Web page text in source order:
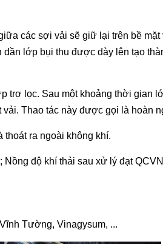
các sợi vải sẽ giữ lại trên bề
lớp bụi thu được dày lên tạo
trợ lọc. Sau một khoảng thời gian
Thao tác này được gọi là hoàn
thoát ra ngoài không khí.
độ khí thải sau xử lý đạt
Tường, Vinagysum, ...